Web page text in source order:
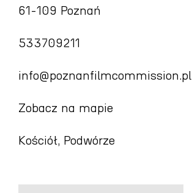
61-109 Poznań
533709211
info@poznanfilmcommission.pl
Zobacz na mapie
Kościół, Podwórze